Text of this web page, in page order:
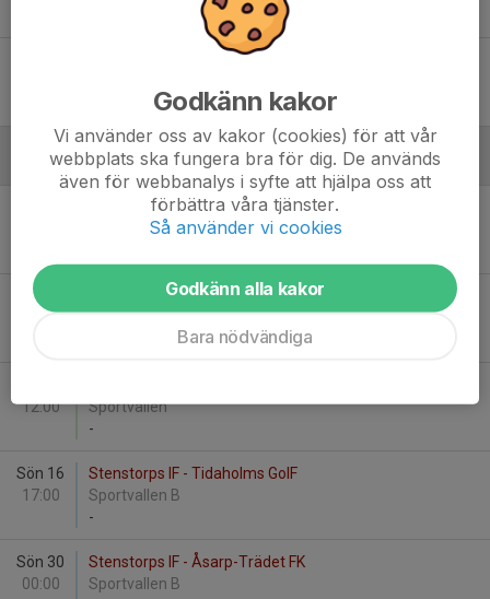
Stenstorps IF - Skultorps IF
Augusti
Skövde KIK Vit - Stenstorps IF
Lör 15
11:00
Stenstorps IF - Falköpings KIK Turkos
Sportvallen
12:00
Sportvallen
-
Sön 16
17:00
Stenstorps IF - Tidaholms GoIF
Sportvallen B
-
Sön 30
00:00
Stenstorps IF - Åsarp-Trädet FK
Sportvallen B
Godkänn kakor
Vi använder oss av kakor (cookies) för att vår
webbplats ska fungera bra för dig. De används
även för webbanalys i syfte att hjälpa oss att
förbättra våra tjänster.
Så använder vi cookies
Godkänn alla kakor
Bara nödvändiga